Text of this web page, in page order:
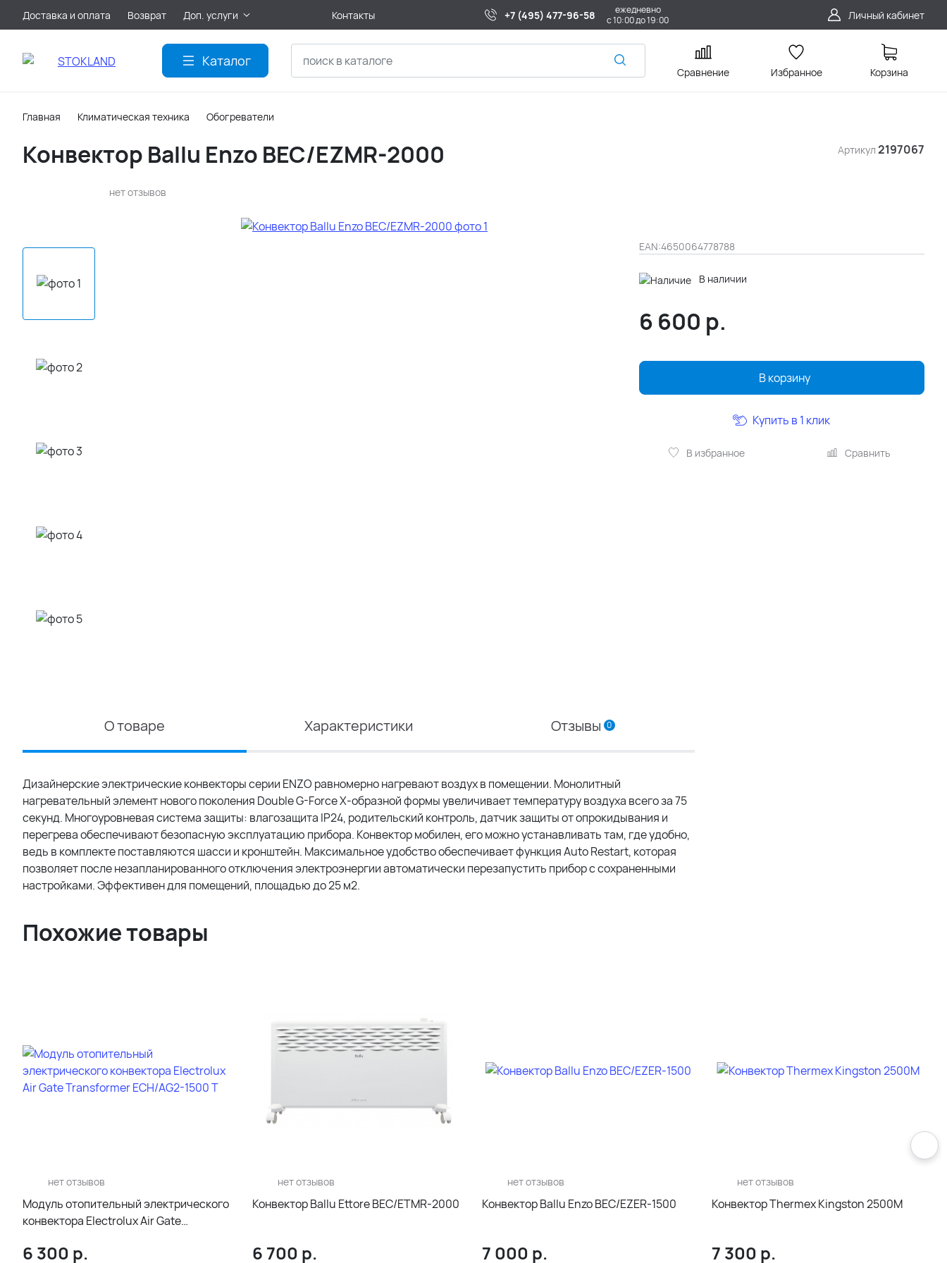
Доставка и оплата Возврат Доп. услуги Контакты +7 (495) 477-96-58
ежедневно
с 10:00 до 19:00
Личный кабинет
Каталог
Сравнение Избранное Корзина
Главная Климатическая техника Обогреватели
Артикул 2197067
Конвектор Ballu Enzo BEC/EZMR-2000
нет отзывов
EAN:4650064778788
В наличии
6 600 р.
В корзину
В избранное Сравнить
Купить в 1 клик
О товаре Характеристики Отзывы 0
Дизайнерские электрические конвекторы серии ENZO равномерно нагревают воздух в помещении. Монолитный
нагревательный элемент нового поколения Double G-Force X-образной формы увеличивает температуру воздуха всего за 75
секунд. Многоуровневая система защиты: влагозащита IP24, родительский контроль, датчик защиты от опрокидывания и
перегрева обеспечивают безопасную эксплуатацию прибора. Конвектор мобилен, его можно устанавливать там, где удобно,
ведь в комплекте поставляются шасси и кронштейн. Максимальное удобство обеспечивает функция Auto Restart, которая
позволяет после незапланированного отключения электроэнергии автоматически перезапустить прибор с сохраненными
настройками. Эффективен для помещений, площадью до 25 м2.
Похожие товары
нет отзывов
Модуль отопительный электрического
конвектора Electrolux Air Gate
6 300 р.
нет отзывов
Конвектор Ballu Ettore BEC/ETMR-2000
6 700 р.
нет отзывов
Конвектор Ballu Enzo BEC/EZER-1500
7 000 р.
нет отзывов
Конвектор Thermex Kingston 2500M
7 300 р.